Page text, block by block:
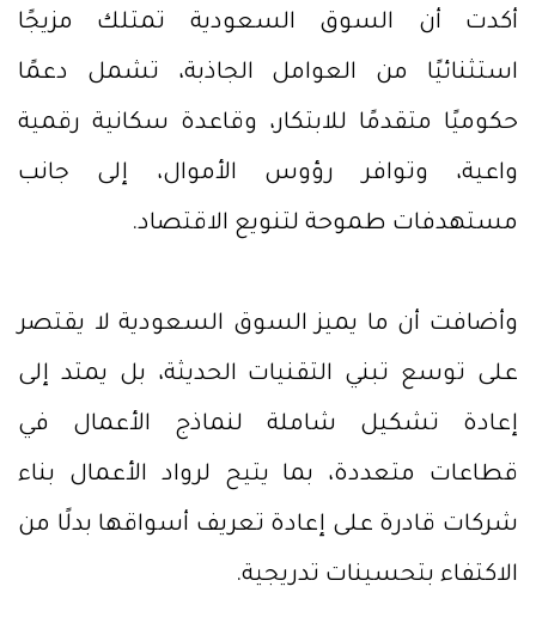
أكدت أن السوق السعودية تمتلك مزيجًا
استثنائيًا من العوامل الجاذبة، تشمل دعمًا
حكوميًا متقدمًا للابتكار، وقاعدة سكانية رقمية
واعية، وتوافر رؤوس الأموال، إلى جانب
مستهدفات طموحة لتنويع الاقتصاد.
وأضافت أن ما يميز السوق السعودية لا يقتصر
على توسع تبني التقنيات الحديثة، بل يمتد إلى
إعادة تشكيل شاملة لنماذج الأعمال في
قطاعات متعددة، بما يتيح لرواد الأعمال بناء
شركات قادرة على إعادة تعريف أسواقها بدلًا من
الاكتفاء بتحسينات تدريجية.